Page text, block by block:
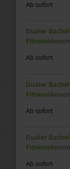
Ab sofort
Dualer
Ab sofort
Dualer
Ab sofort
Dualer
Ab sofort